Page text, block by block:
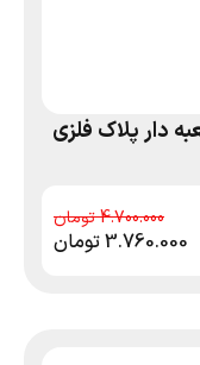
دار پلاک فلزی
4.700.000
3.760.000تومان